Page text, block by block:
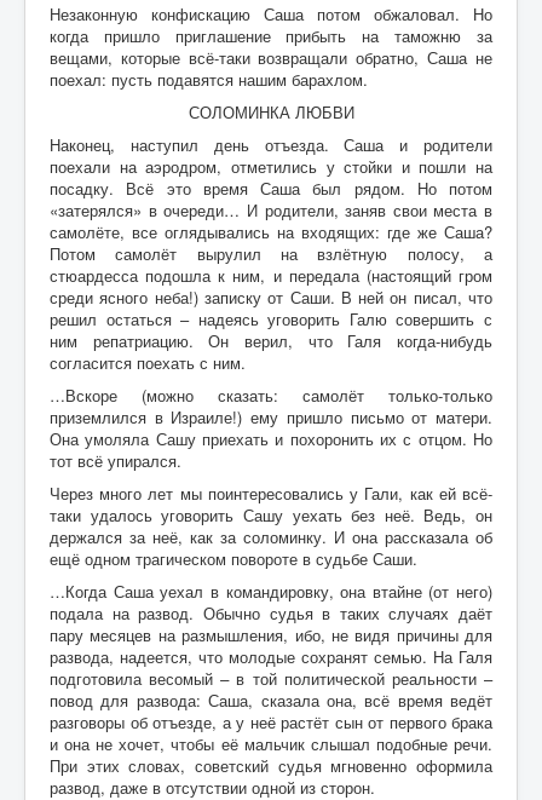
Незаконную конфискацию Саша потом обжаловал. Но
когда пришло приглашение прибыть на таможню за
вещами, которые всё-таки возвращали обратно, Саша не
поехал: пусть подавятся нашим барахлом.
СОЛОМИНКА ЛЮБВИ
Наконец, наступил день отъезда. Саша и родители
поехали на аэродром, отметились у стойки и пошли на
посадку. Всё это время Саша был рядом. Но потом
«затерялся» в очереди… И родители, заняв свои места в
самолёте, все оглядывались на входящих: где же Саша?
Потом самолёт вырулил на взлётную полосу, а
стюардесса подошла к ним, и передала (настоящий гром
среди ясного неба!) записку от Саши. В ней он писал, что
решил остаться – надеясь уговорить Галю совершить с
ним репатриацию. Он верил, что Галя когда-нибудь
согласится поехать с ним.
…Вскоре (можно сказать: самолёт только-только
приземлился в Израиле!) ему пришло письмо от матери.
Она умоляла Сашу приехать и похоронить их с отцом. Но
тот всё упирался.
Через много лет мы поинтересовались у Гали, как ей всё-
таки удалось уговорить Сашу уехать без неё. Ведь, он
держался за неё, как за соломинку. И она рассказала об
ещё одном трагическом повороте в судьбе Саши.
…Когда Саша уехал в командировку, она втайне (от него)
подала на развод. Обычно судья в таких случаях даёт
пару месяцев на размышления, ибо, не видя причины для
развода, надеется, что молодые сохранят семью. На Галя
подготовила весомый–в той политической реальности –
повод для развода: Саша, сказала она, всё время ведёт
разговоры об отъезде, а у неё растёт сын от первого брака
и она не хочет, чтобы её мальчик слышал подобные речи.
При этих словах, советский судья мгновенно оформила
развод, даже в отсутствии одной из сторон.